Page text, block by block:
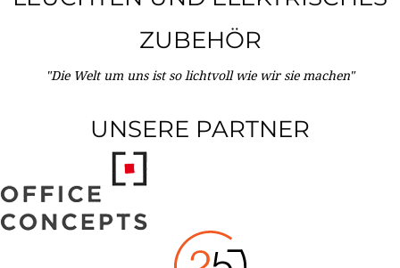
ZUBEHÖR
"Die Welt um uns ist so lichtvoll wie wir sie machen"
UNSERE PARTNER